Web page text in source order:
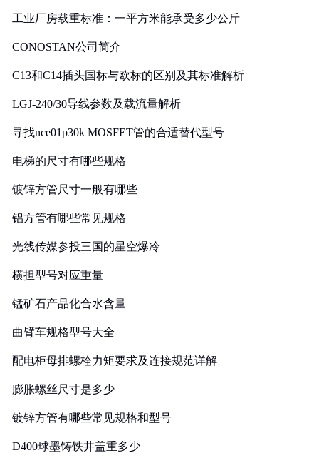
工业厂房载重标准：一平方米能承受多少公斤
CONOSTAN公司简介
C13和C14插头国标与欧标的区别及其标准解析
LGJ-240/30导线参数及载流量解析
寻找nce01p30k MOSFET管的合适替代型号
电梯的尺寸有哪些规格
镀锌方管尺寸一般有哪些
铝方管有哪些常见规格
光线传媒参投三国的星空爆冷
横担型号对应重量
锰矿石产品化合水含量
曲臂车规格型号大全
配电柜母排螺栓力矩要求及连接规范详解
膨胀螺丝尺寸是多少
镀锌方管有哪些常见规格和型号
D400球墨铸铁井盖重多少